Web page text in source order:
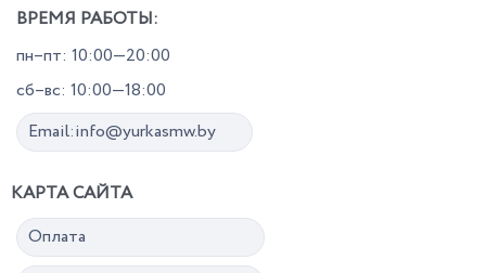
ВРЕМЯ РАБОТЫ:
пн–пт: 10:00—20:00
сб–вс: 10:00—18:00
Email:info@yurkasmw.by
КАРТА САЙТА
Оплата